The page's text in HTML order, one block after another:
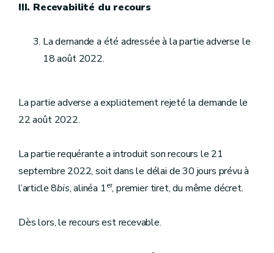
III. Recevabilité du recours
La demande a été adressée à la partie adverse le
18 août 2022.
La partie adverse a explicitement rejeté la demande le
22 août 2022.
La partie requérante a introduit son recours le 21
septembre 2022, soit dans le délai de 30 jours prévu à
l’article 8bis, alinéa 1er, premier tiret, du même décret.
Dès lors, le recours est recevable.